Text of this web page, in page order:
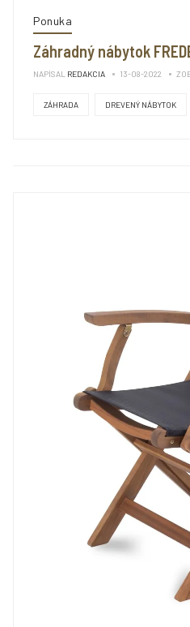
Ponuka
Záhradný nábytok
NAPÍSAL REDAKCIA 13-08-2022
ZÁHRADA DREVENÝ NÁBYTOK